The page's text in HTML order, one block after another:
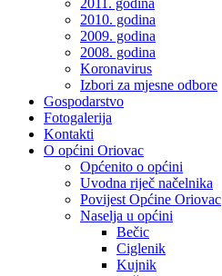
2011. godina
2010. godina
2009. godina
2008. godina
Koronavirus
Izbori za mjesne odbore
Gospodarstvo
Fotogalerija
Kontakti
O općini Oriovac
Općenito o općini
Uvodna riječ načelnika
Povijest Općine Oriovac
Naselja u općini
Bečic
Ciglenik
Kujnik